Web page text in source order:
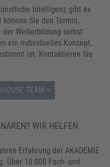
Intelligenz gibt es
Sie den Termin,
Weiterbildung selbst
ein individuelles Konzept,
ist. Kontaktieren Sie
TEAM
WIR HELFEN
Erfahrung der AKADEMIE
Über 10.000 Fach- und